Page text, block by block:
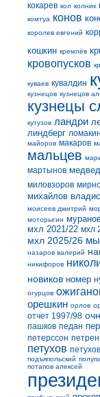
кокарев кол колник
комтуа конов
королев евгений
кошкин кремлёв
кровопусков
куваев кувалдин
кузнецов кузнецов
кузнецы
кутузов ландри
линдберг ломакин
майоров макаров
мальцев
мартынов
миловзоров
михайлов
моисеев дмитрий
моторыгин
мхл 2021/22 мхл
мхл 2025/26
назаров валерий
никифоров
новиков номер
огурцов
орешкин орлов
отчет 1997/98
пашков педан
петерссон
петухов
подъяпольский
потапов алексей